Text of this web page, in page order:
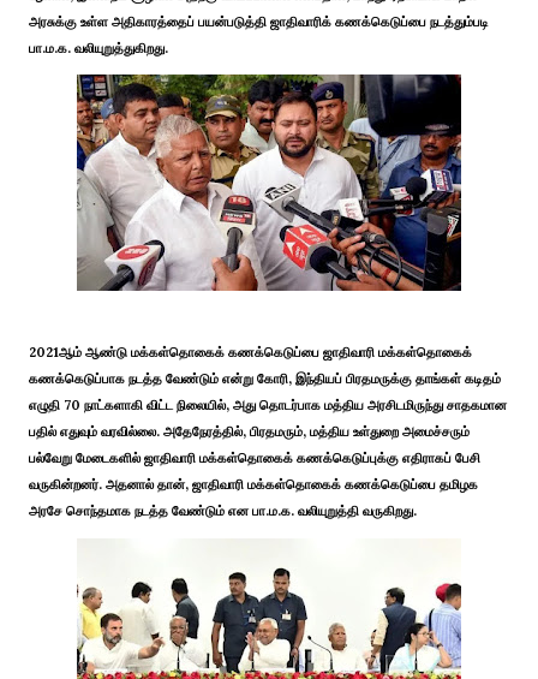
அரசுக்கு உள்ள அதிகாரத்தைப் பயன்படுத்தி ஜாதிவாரிக் கணக்கெடுப்பை நடத்தும்படி
பா.ம.க. வலியுறுத்துகிறது.
2021ஆம் ஆண்டு மக்கள்தொகைக் கணக்கெடுப்பை ஜாதிவாரி மக்கள்தொகைக்
கணக்கெடுப்பாக நடத்த வேண்டும் என்று கோரி, இந்தியப் பிரதமருக்கு தாங்கள் கடிதம்
எழுதி 70 நாட்களாகி விட்ட நிலையில், அது தொடர்பாக மத்திய அரசிடமிருந்து சாதகமான
பதில் எதுவும் வரவில்லை. அதேநேரத்தில், பிரதமரும், மத்திய உள்துறை அமைச்சரும்
பல்வேறு மேடைகளில் ஜாதிவாரி மக்கள்தொகைக் கணக்கெடுப்புக்கு எதிராகப் பேசி
வருகின்றனர். அதனால் தான், ஜாதிவாரி மக்கள்தொகைக் கணக்கெடுப்பை தமிழக
அரசே சொந்தமாக நடத்த வேண்டும் என பா.ம.க. வலியுறுத்தி வருகிறது.